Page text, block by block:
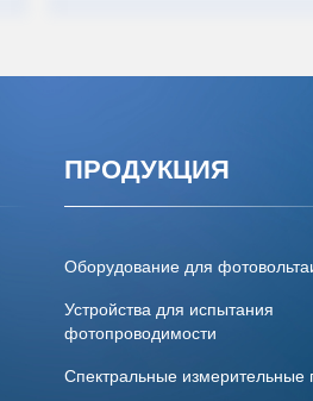
ПРОДУКЦИЯ
Оборудование для
Устройства для испытания
фотопроводимости
Спектральные измерительные